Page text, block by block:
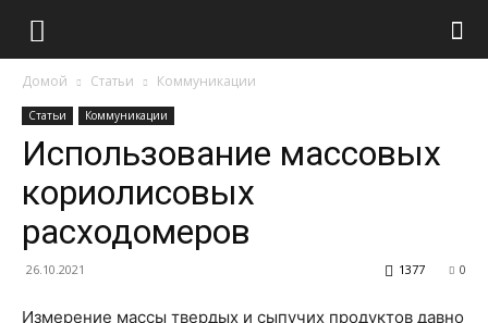
Домой Статьи Коммуникации
Статьи Коммуникации
Использование массовых
кориолисовых
расходомеров
26.10.2021 0
1377
Измерение массы твердых и сыпучих продуктов давно